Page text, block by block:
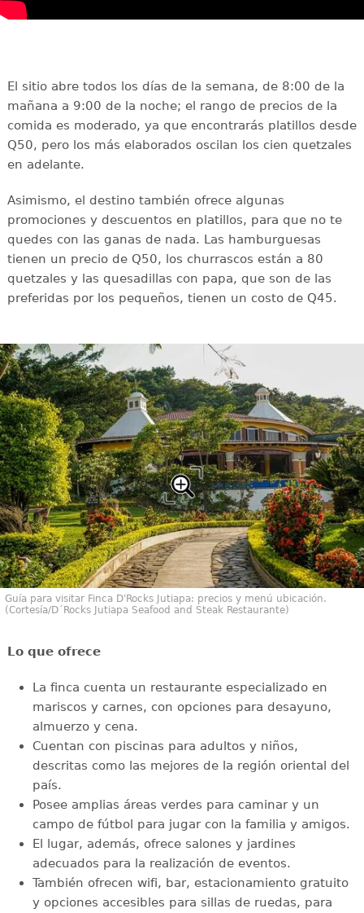
El sitio abre todos los días de la semana, de 8:00 de la
mañana a 9:00 de la noche; el rango de precios de la
comida es moderado, ya que encontrarás platillos desde
Q50, pero los más elaborados oscilan los cien quetzales
en adelante.
Asimismo, el destino también ofrece algunas
promociones y descuentos en platillos, para que no te
quedes con las ganas de nada. Las hamburguesas
tienen un precio de Q50, los churrascos están a 80
quetzales y las quesadillas con papa, que son de las
preferidas por los pequeños, tienen un costo de Q45.
Guía para visitar Finca D'Rocks Jutiapa: precios y menú ubicación.
(Cortesía/D´Rocks Jutiapa Seafood and Steak Restaurante)
Lo que ofrece
La finca cuenta un restaurante especializado en
mariscos y carnes, con opciones para desayuno,
almuerzo y cena.
Cuentan con piscinas para adultos y niños,
descritas como las mejores de la región oriental del
país.
Posee amplias áreas verdes para caminar y un
campo de fútbol para jugar con la familia y amigos.
El lugar, además, ofrece salones y jardines
adecuados para la realización de eventos.
También ofrecen wifi, bar, estacionamiento gratuito
y opciones accesibles para sillas de ruedas, para